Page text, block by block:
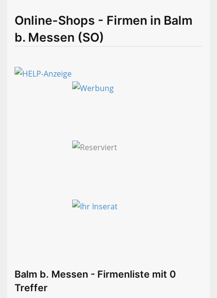
Online-Shops - Firmen in Balm
b. Messen (SO)
Balm b. Messen - Firmenliste mit 0
Treffer